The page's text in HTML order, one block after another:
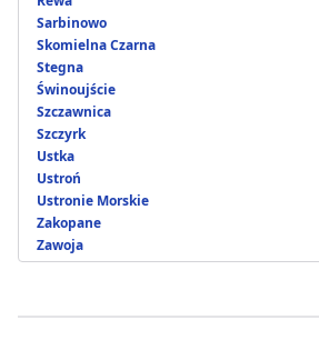
Sarbinowo
Skomielna Czarna
Stegna
Świnoujście
Szczawnica
Szczyrk
Ustka
Ustroń
Ustronie Morskie
Zakopane
Zawoja